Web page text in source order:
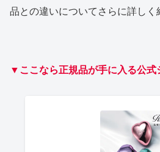
品との違いについてさらに詳しく
▼ここなら正規品が手に入る公式